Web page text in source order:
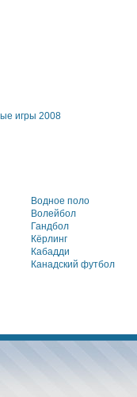
игры 2008
Водное поло
Волейбол
Гандбол
Кёрлинг
Кабадди
Канадский футбол